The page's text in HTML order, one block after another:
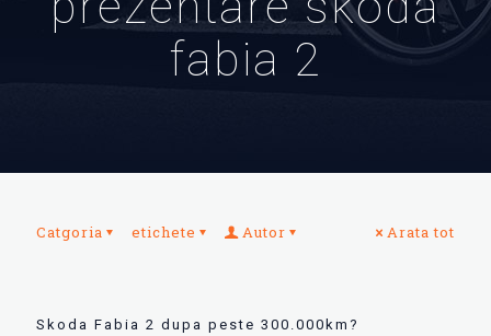
fabia 2
Catgoria etichete Autor Arata tot
Skoda Fabia 2 dupa peste 300.000km?